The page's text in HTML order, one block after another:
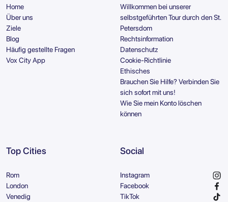
Home
Über uns
Ziele
Blog
Häufig gestellte Fragen
Vox City App
Willkommen bei unserer
selbstgeführten Tour durch den St.
Petersdom
Rechtsinformation
Datenschutz
Cookie-Richtlinie
Ethisches
Brauchen Sie Hilfe? Verbinden Sie
sich sofort mit uns!
Wie Sie mein Konto löschen
können
Top Cities
Rom
London
Venedig
Social
Instagram
Facebook
TikTok